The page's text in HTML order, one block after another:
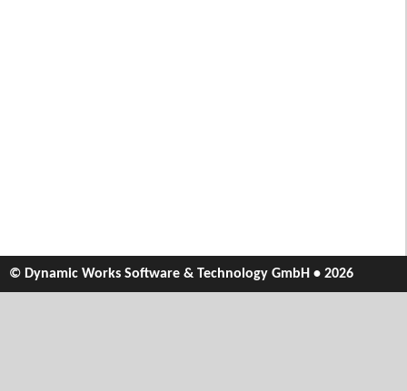
© Dynamic Works Software & Technology GmbH • 2026